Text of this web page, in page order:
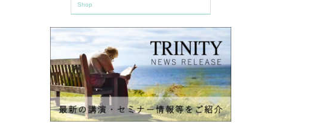
Shop